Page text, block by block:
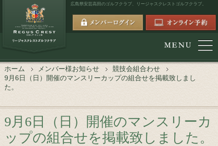
広島県安芸高田のゴルフクラブ、 リージャスクレストゴルフクラブ。
ホーム メンバー様お知らせ
競技会組合わせ
9月6日（日）開催のマンスリーカップの組合せを掲載致しまし
た。
9月6日（日）開催のマンスリーカ
ップの組合せを掲載致しました。